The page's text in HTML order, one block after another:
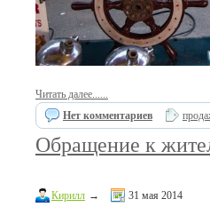
Читать далее......
Нет комментариев
Обращение к
Кирилл → 31 мая 2014